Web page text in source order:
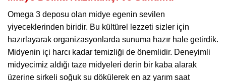
Omega 3 deposu olan midye egenin sevilen
yiyeceklerinden biridir. Bu kültürel lezzeti sizler için
hazırlayarak organizasyonlarda sunuma hazır hale getirdik.
Midyenin içi harcı kadar temizliği de önemlidir. Deneyimli
midyecimiz aldığı taze midyeleri derin bir kaba alarak
üzerine sirkeli soğuk su dökülerek en az yarım saat